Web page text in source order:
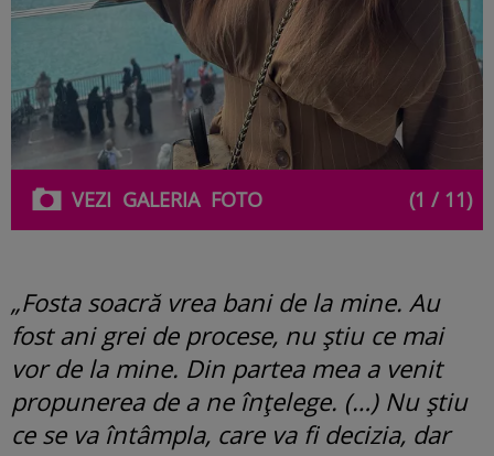
VEZI GALERIAFOTO (1 / 11)
„Fosta soacră vrea bani de la mine. Au
fost ani grei de procese, nu știu ce mai
vor de la mine. Din partea mea a venit
propunerea de a ne înțelege. (…) Nu știu
ce se va întâmpla, care va fi decizia, dar